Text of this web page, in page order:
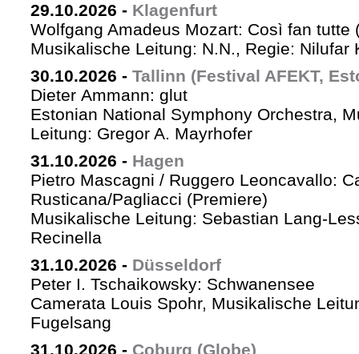
29.10.2026 - Klagenfurt
Wolfgang Amadeus Mozart: Così fan tutte
Musikalische Leitung: N.N., Regie: Nilufar
30.10.2026 - Tallinn (Festival AFEKT,
Dieter Ammann: glut
Estonian National Symphony Orchestra,
Leitung: Gregor A. Mayrhofer
31.10.2026 - Hagen
Pietro Mascagni / Ruggero Leoncavallo:
Rusticana/Pagliacci (Premiere)
Musikalische Leitung: Sebastian Lang-
Recinella
31.10.2026 - Düsseldorf
Peter I. Tschaikowsky: Schwanensee
Camerata Louis Spohr, Musikalische
Fugelsang
31.10.2026 - Coburg (Globe)